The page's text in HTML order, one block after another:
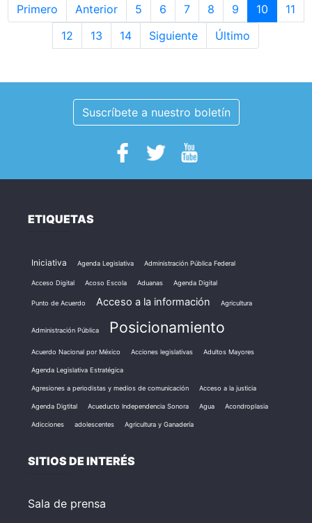
Primero Anterior 5 6 7 8 9 10
11
12
13 14 Siguiente Último
Suscríbete a nuestro boletín
ETIQUETAS
Iniciativa Agenda Legislativa Administración Pública Federal
Acceso Digital Acoso Escola Aduanas Agenda Digital
Punto de Acuerdo Acceso a la información Agricultura
Administración Pública Posicionamiento
Acuerdo Nacional por México Acciones legislativas Adultos Mayores
Agenda Legislativa Estratégica
Agresiones a periodistas y medios de comunicación Acceso a la justicia
Agenda Digtital Acueducto Independencia Sonora Agua Acondroplasia
Adicciones adolescentes Agricultura y Ganadería
SITIOS DE INTERÉS
Sala de prensa